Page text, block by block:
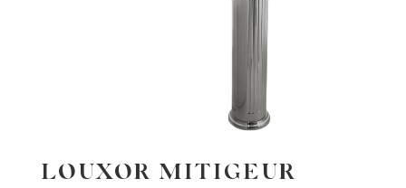
LOUXOR MITIGEUR